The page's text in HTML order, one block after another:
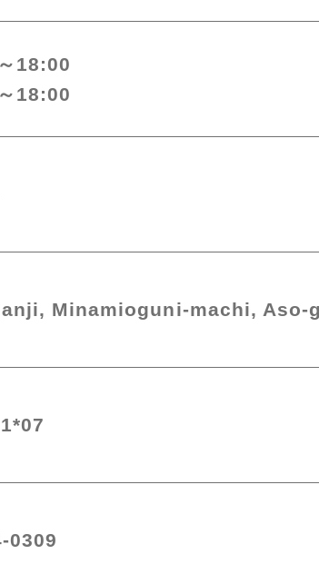
18:00
18:00
Minamioguni-machi, Aso-
0309